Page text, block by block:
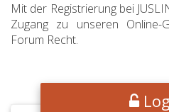
Mit der Registrierung bei
Zugang zu unseren Online-
Forum Recht.